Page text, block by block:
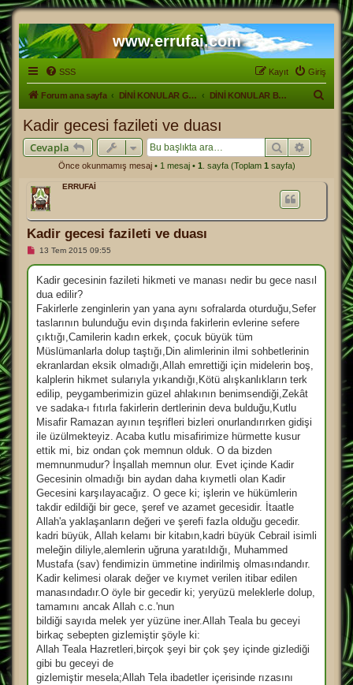
www.errufai.com
SSS Giriş
Kayıt
Forum ana sayfa DİNİ KONULAR GENEL DİNİ KONULAR BİLGİ PAYLAŞIM
Kadir gecesi fazileti ve duası
Cevapla Ara
Önce okunmamış mesaj• 1 mesaj • 1 . sayfa (Toplam 1 sayfa)
ERRUFAİ
Kadir gecesi fazileti ve duası
O
u
n
a
m
ş
m
e
s
a
13 Tem 2015 09:55
Kadir gecesinin fazileti hikmeti ve manası nedir bu gece nasıl
dua edilir?
Fakirlerle zenginlerin yan yana aynı sofralarda oturduğu,Sefer
taslarının bulunduğu evin dışında fakirlerin evlerine sefere
çıktığı,Camilerin kadın erkek, çocuk büyük tüm
Müslümanlarla dolup taştığı,Din alimlerinin ilmi sohbetlerinin
ekranlardan eksik olmadığı,Allah emrettiği için midelerin boş,
kalplerin hikmet sularıyla yıkandığı,Kötü alışkanlıkların terk
edilip, peygamberimizin güzel ahlakının benimsendiği,Zekât
ve sadaka-ı fıtırla fakirlerin dertlerinin deva bulduğu,Kutlu
Misafir Ramazan ayının teşrifleri bizleri onurlandırırken gidişi
ile üzülmekteyiz. Acaba kutlu misafirimize hürmette kusur
ettik mi, biz ondan çok memnun olduk. O da bizden
memnunmudur? İnşallah memnun olur. Evet içinde Kadir
Gecesinin olmadığı bin aydan daha kıymetli olan Kadir
Gecesini karşılayacağız. O gece ki; işlerin ve hükümlerin
takdir edildiği bir gece, şeref ve azamet gecesidir. İtaatle
Allah'a yaklaşanların değeri ve şerefi fazla olduğu gecedir.
kadri büyük, Allah kelamı bir kitabın,kadri büyük Cebrail isimli
meleğin diliyle,alemlerin uğruna yaratıldığı, Muhammed
Mustafa (sav) fendimizin ümmetine indirilmiş olmasındandır.
Kadir kelimesi olarak değer ve kıymet verilen itibar edilen
manasındadır.O öyle bir gecedir ki; yeryüzü meleklerle dolup,
tamamını ancak Allah c.c.'nun
bildiği sayıda melek yer yüzüne iner.Allah Teala bu geceyi
birkaç sebepten gizlemiştir şöyle ki:
Allah Teala Hazretleri,birçok şeyi bir çok şey içinde gizlediği
gibi bu geceyi de
gizlemiştir mesela;Allah Tela ibadetler içerisinde rızasını